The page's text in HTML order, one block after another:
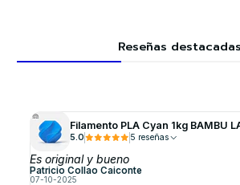
Reseñas destacadas
Filamento PLA Cyan 1kg BAMBU
5.0 5 reseñas
Es original y bueno
Patricio Collao Caiconte
07-10-2025